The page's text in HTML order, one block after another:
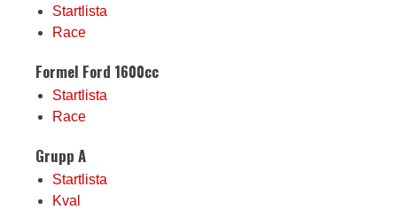
Startlista
Race
Formel Ford 1600cc
Startlista
Race
Grupp A
Startlista
Kval